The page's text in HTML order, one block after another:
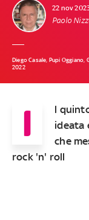
22 nov
Paolo
Diego Casale, Pupi
2022
I
l
ideata
che
rock 'n' roll